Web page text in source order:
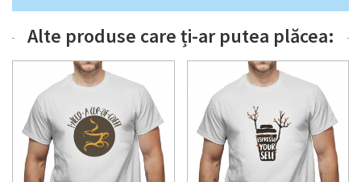
Alte produse care ți-ar putea plăcea: